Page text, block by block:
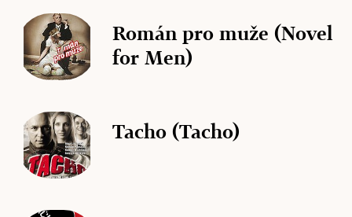
Román pro muže (Novel
for Men)
Tacho (Tacho)